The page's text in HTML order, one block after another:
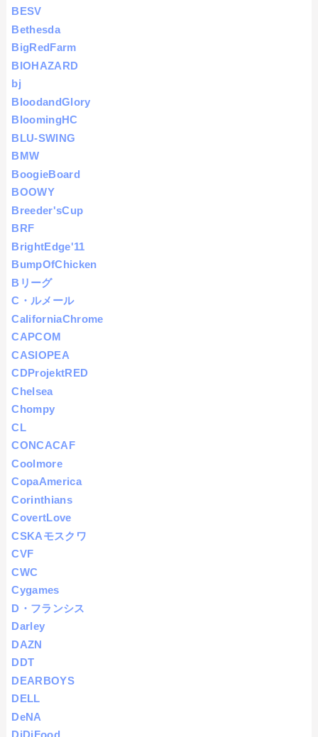
BESV
Bethesda
BigRedFarm
BIOHAZARD
bj
BloodandGlory
BloomingHC
BLU-SWING
BMW
BoogieBoard
BOOWY
Breeder'sCup
BRF
BrightEdge'11
BumpOfChicken
Bリーグ
C・ルメール
CaliforniaChrome
CAPCOM
CASIOPEA
CDProjektRED
Chelsea
Chompy
CL
CONCACAF
Coolmore
CopaAmerica
Corinthians
CovertLove
CSKAモスクワ
CVF
CWC
Cygames
D・フランシス
Darley
DAZN
DDT
DEARBOYS
DELL
DeNA